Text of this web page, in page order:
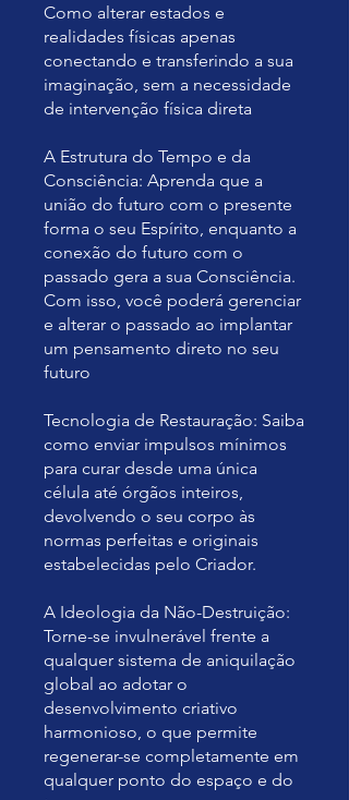
Como alterar estados e
realidades físicas apenas
conectando e transferindo a sua
imaginação, sem a necessidade
de intervenção física direta
A Estrutura do Tempo e da
Consciência: Aprenda que a
união do futuro com o presente
forma o seu Espírito, enquanto a
conexão do futuro com o
passado gera a sua Consciência.
Com isso, você poderá gerenciar
e alterar o passado ao implantar
um pensamento direto no seu
futuro
Tecnologia de Restauração: Saiba
como enviar impulsos mínimos
para curar desde uma única
célula até órgãos inteiros,
devolvendo o seu corpo às
normas perfeitas e originais
estabelecidas pelo Criador.
A Ideologia da Não-Destruição:
Torne-se invulnerável frente a
qualquer sistema de aniquilação
global ao adotar o
desenvolvimento criativo
harmonioso, o que permite
regenerar-se completamente em
qualquer ponto do espaço e do